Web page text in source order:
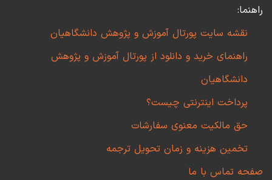
راهنما:
نقشه سایت پورتال آموزش و پژوهش دانشگاهیان
راهنمای خرید و دانلود از پورتال آموزش و پژوهش
دانشگاهیان
پرداخت اینترنتی چیست؟
حق مالکیت معنوی سفارشات
تخمین هزینه و زمان تحویل ترجمه
صفحه تماس با ما